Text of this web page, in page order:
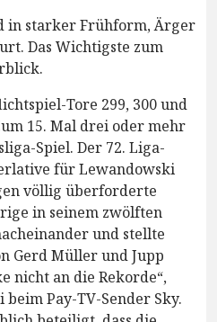
in starker Frühform, Ärger
Das Wichtigste zum
Tore 299, 300 und
15. Mal drei oder mehr
Spiel. Der 72. Liga-
für Lewandowski
völlig überforderte
in seinem zwölften
und stellte
Gerd Müller und Jupp
nicht an die Rekorde“,
Pay-TV-Sender Sky.